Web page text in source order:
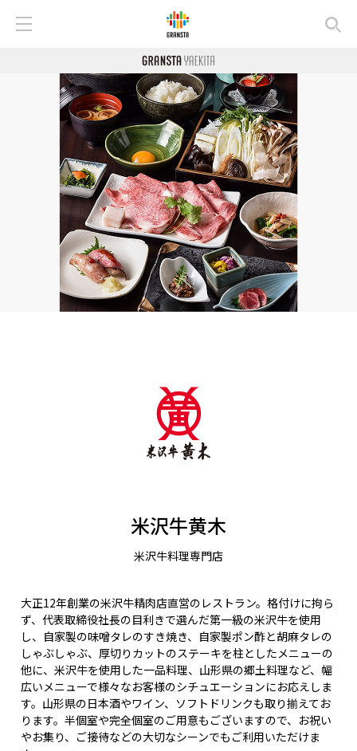
米沢牛黄木
米沢牛料理専門店
大正12年創業の米沢牛精肉店直営のレストラン。格付けに拘ら
ず、代表取締役社長の目利きで選んだ第一級の米沢牛を使用
し、自家製の味噌タレのすき焼き、自家製ポン酢と胡麻タレの
しゃぶしゃぶ、厚切りカットのステーキを柱としたメニューの
他に、米沢牛を使用した一品料理、山形県の郷土料理など、幅
広いメニューで様々なお客様のシチュエーションにお応えしま
す。山形県の日本酒やワイン、ソフトドリンクも取り揃えてお
ります。半個室や完全個室のご用意もございますので、お祝い
やお集り、ご接待などの大切なシーンでもご利用いただけま